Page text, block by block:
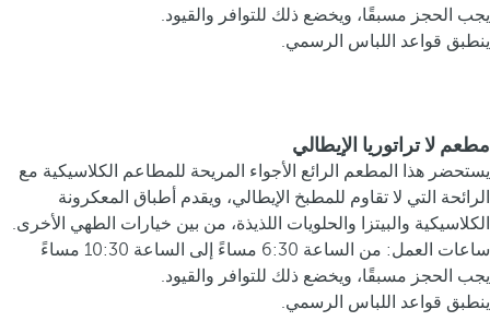
يجب الحجز مسبقًا، ويخضع ذلك للتوافر والقيود.
ينطبق قواعد اللباس الرسمي.
مطعم لا تراتوريا الإيطالي
يستحضر هذا المطعم الرائع الأجواء المريحة للمطاعم الكلاسيكية مع
الرائحة التي لا تقاوم للمطبخ الإيطالي، ويقدم أطباق المعكرونة
الكلاسيكية والبيتزا والحلويات اللذيذة، من بين خيارات الطهي الأخرى.
ساعات العمل: من الساعة 6:30 مساءً إلى الساعة 10:30 مساءً
يجب الحجز مسبقًا، ويخضع ذلك للتوافر والقيود.
ينطبق قواعد اللباس الرسمي.